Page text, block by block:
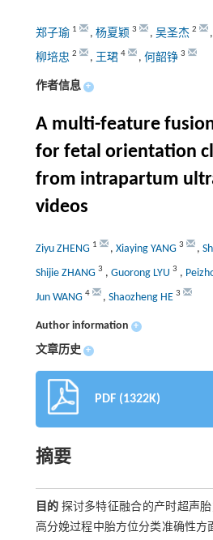
郑子瑜 1 , 杨夏颖 3 , 吴圣杰 2 ,
柳培忠 2 , 王珺 4 , 何韶铮 3
作者信息 +
A multi-feature
for fetal orientation
from intrapartum
videos
Ziyu ZHENG 1 , Xiaying YANG 3 ,
Shijie ZHANG 3 , Guorong LYU 3 ,
Jun WANG 4 , Shaozheng HE 3
Author information +
文章历史 +
PDF (1322K)
摘要
目的 探讨多特征融合的产时超声
高分娩过程中胎方位分类准确性方